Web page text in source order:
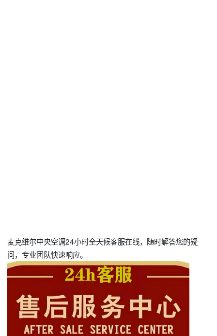
麦克维尔中央空调24小时全天候客服在线，随时解答您的疑
问，专业团队快速响应。